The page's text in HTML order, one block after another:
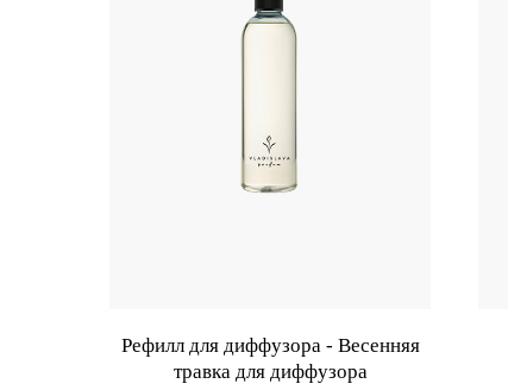
Рефилл для диффузора - Весенняя
травка для диффузора